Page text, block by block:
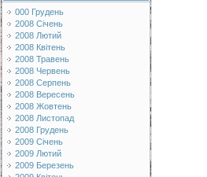
000 Грудень
2008 Січень
2008 Лютий
2008 Квітень
2008 Травень
2008 Червень
2008 Серпень
2008 Вересень
2008 Жовтень
2008 Листопад
2008 Грудень
2009 Січень
2009 Лютий
2009 Березень